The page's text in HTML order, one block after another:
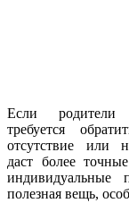
Если родители
требуется
отсутствие или
даст более
индивидуальные
полезная вещь,